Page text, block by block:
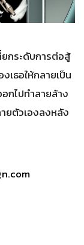
กระดับการต่อสู้
เธอให้กลายเป็น
กไปทำลายล้าง
ยตัวเองลงหลัง